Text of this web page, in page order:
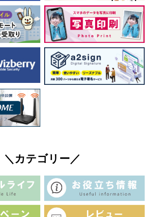
＼カテゴリー／